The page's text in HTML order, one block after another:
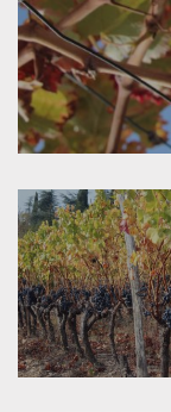
A la
A la
grenache